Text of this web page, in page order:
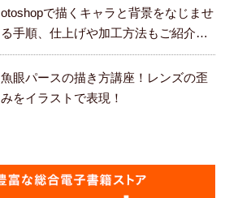
otoshopで描くキャラと背景をなじませ
る手順、仕上げや加工方法もご紹介し
ます。
魚眼パースの描き方講座！レンズの歪
みをイラストで表現！